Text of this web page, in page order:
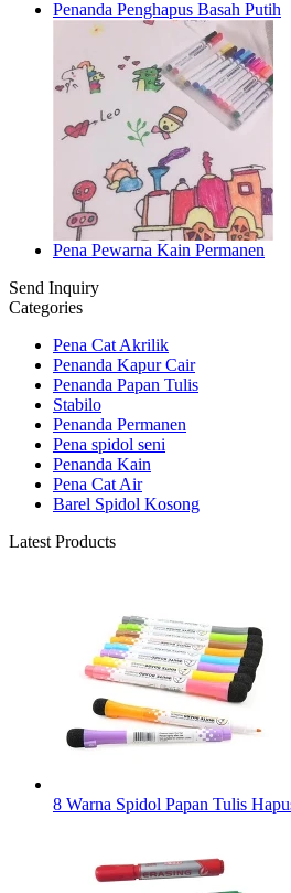
Penanda Penghapus Basah Putih
Pena Pewarna Kain Permanen
Send Inquiry
Categories
Pena Cat Akrilik
Penanda Kapur Cair
Penanda Papan Tulis
Stabilo
Penanda Permanen
Pena spidol seni
Penanda Kain
Pena Cat Air
Barel Spidol Kosong
Latest Products
8 Warna Spidol Papan Tulis